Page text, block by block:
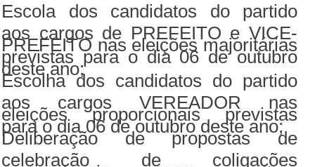
Escola dos candidatos do partido
aos cargos de PREFEITO e VICE-
PREFEITO nas eleições majoritárias
previstas para o dia 06 de outubro
deste ano;
Escolha dos candidatos do partido
aos cargos VEREADOR nas
eleições proporcionais previstas
para o dia 06 de outubro deste ano;
Deliberação de propostas de
celebração de coligações